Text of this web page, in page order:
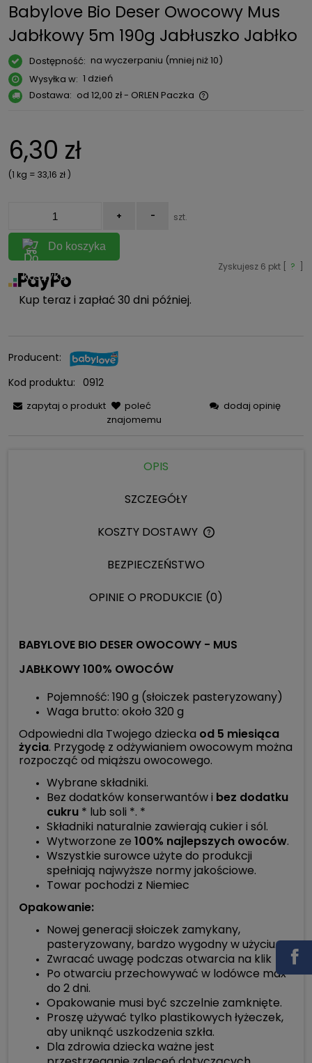
Babylove Bio Deser Owocowy Mus
Jabłkowy 5m 190g Jabłuszko Jabłko
Dostępność: na wyczerpaniu (mniej niż 10)
Wysyłka w: 1 dzień
Dostawa: od 12,00 zł- ORLEN Paczka
6,30 zł
(1 kg = 33,16 zł )
+ - szt.
Do koszyka
Zyskujesz 6 pkt [ ?
Kup teraz i zapłać 30 dni później.
Producent:
Kod produktu: 0912
zapytaj o produkt
poleć
znajomemu
dodaj opinię
OPIS
SZCZEGÓŁY
KOSZTY DOSTAWY
BEZPIECZEŃSTWO
OPINIE O PRODUKCIE (0)
BABYLOVE BIO DESER OWOCOWY - MUS
JABŁKOWY 100% OWOCÓW
Pojemność: 190 g (słoiczek pasteryzowany)
Waga brutto: około 320 g
Odpowiedni dla Twojego dziecka od 5 miesiąca
życia. Przygodę z odżywianiem owocowym można
rozpocząć od miąższu owocowego.
Wybrane składniki.
Bez dodatków konserwantów i bez dodatku
cukru * lub soli *. *
Składniki naturalnie zawierają cukier i sól.
Wytworzone ze 100% najlepszych owoców.
Wszystkie surowce użyte do produkcji
spełniają najwyższe normy jakościowe.
Towar pochodzi z Niemiec
Opakowanie:
Nowej generacji słoiczek zamykany,
pasteryzowany, bardzo wygodny w użyciu.
Zwracać uwagę podczas otwarcia na klik
Po otwarciu przechowywać w lodówce max
do 2 dni.
Opakowanie musi być szczelnie zamknięte.
Proszę używać tylko plastikowych łyżeczek,
aby uniknąć uszkodzenia szkła.
Dla zdrowia dziecka ważne jest